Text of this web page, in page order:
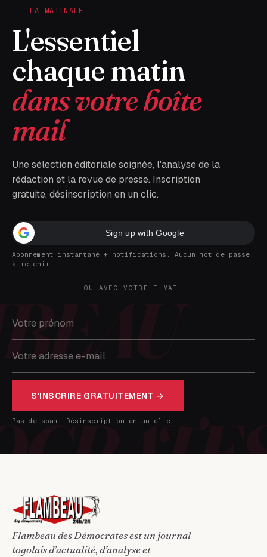
LA MATINALE
L'essentiel
chaque matin
dans votre boîte
mail
Une sélection éditoriale soignée, l'analyse de la
rédaction et la revue de presse. Inscription
gratuite, désinscription en un clic.
Sign up with Google
Abonnement instantané + notifications. Aucun mot de passe
à retenir.
OU AVEC VOTRE E-MAIL
S'INSCRIRE GRATUITEMENT →
Pas de spam. Désinscription en un clic.
Flambeau des Démocrates est un journal
togolais d’actualité, d’analyse et